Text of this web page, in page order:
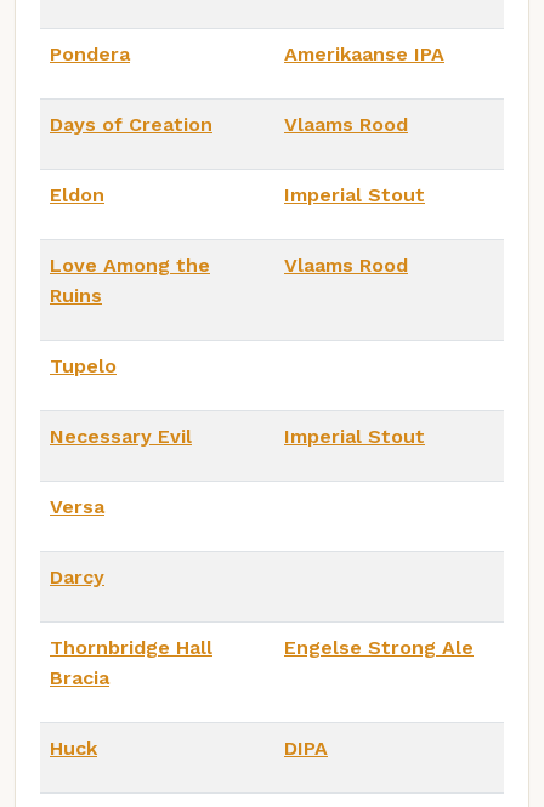
Pondera Amerikaanse IPA
Days of Creation Vlaams Rood
Eldon Imperial Stout
Love Among the
Ruins
Vlaams Rood
Tupelo
Necessary Evil Imperial Stout
Versa
Darcy
Thornbridge Hall
Bracia
Engelse Strong Ale
Huck DIPA